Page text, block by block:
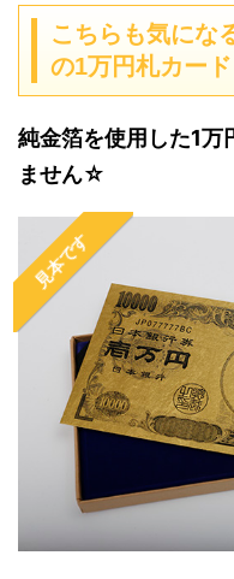
こちらも気にな
の1万円札カード
純金箔を使用した1万
ません☆
見本です